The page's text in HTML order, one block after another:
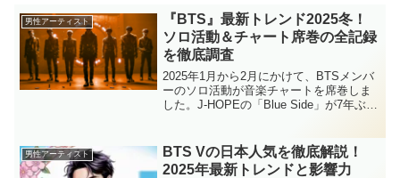
男性アーティスト
『BTS』最新トレンド2025冬！
ソロ活動＆チャート席巻の全記録
を徹底調査
2025年1月から2月にかけて、BTSメンバ
ーのソロ活動が音楽チャートを席巻しま
した。J-HOPEの「Blue Side」が7年ぶり
ンを記録。さらに、Vが「世界で最...
男性アーティスト
BTS Vの日本人気を徹底解説！
2025年最新トレンドと影響力